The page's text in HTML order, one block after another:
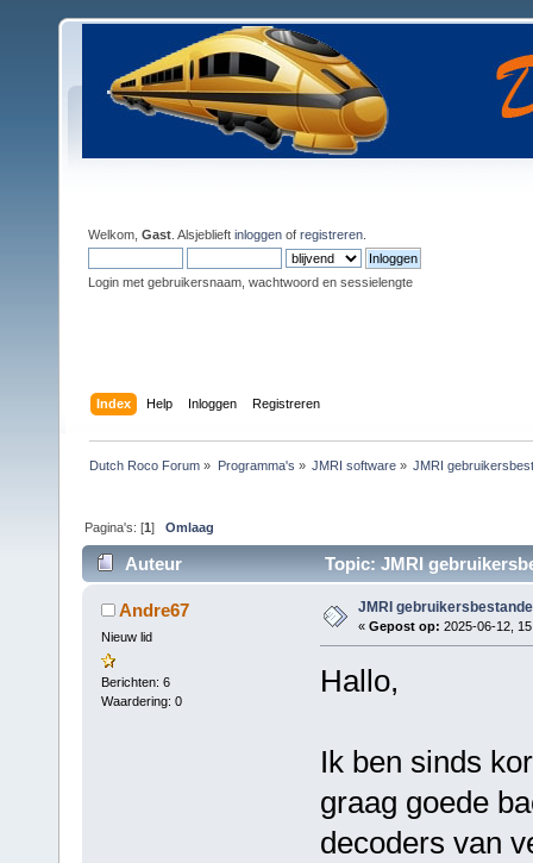
Welkom, Gast . Alsjeblieft inloggen of registreren
Login met gebruikersnaam, wachtwoord en sessielengte
Index Help Inloggen Registreren
Dutch Roco Forum » Programma's » JMRI software» JMRI
Pagina's: [1]Omlaag
Auteur Topic: JMRI
Andre67
Nieuw lid
Berichten: 6
Waardering: 0
JMRI
« Gepost op: 2025-06-12,
Hallo,
Ik ben sinds
graag goede
decoders van